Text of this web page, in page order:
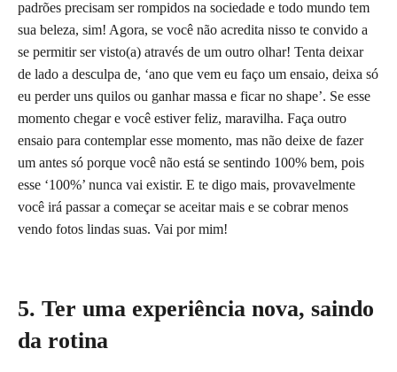
padrões precisam ser rompidos na sociedade e todo mundo tem
sua beleza, sim! Agora, se você não acredita nisso te convido a
se permitir ser visto(a) através de um outro olhar! Tenta deixar
de lado a desculpa de, ‘ano que vem eu faço um ensaio, deixa só
eu perder uns quilos ou ganhar massa e ficar no shape’. Se esse
momento chegar e você estiver feliz, maravilha. Faça outro
ensaio para contemplar esse momento, mas não deixe de fazer
um antes só porque você não está se sentindo 100% bem, pois
esse ‘100%’ nunca vai existir. E te digo mais, provavelmente
você irá passar a começar se aceitar mais e se cobrar menos
vendo fotos lindas suas. Vai por mim!
5. Ter uma experiência nova, saindo
da rotina